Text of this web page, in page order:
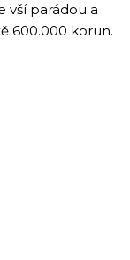
vší parádou a
600.000 korun.